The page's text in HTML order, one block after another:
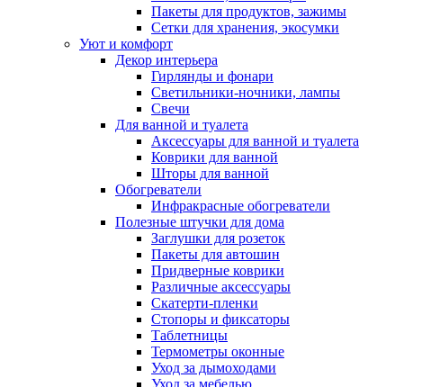
Пакеты для продуктов, зажимы
Сетки для хранения, экосумки
Уют и комфорт
Декор интерьера
Гирлянды и фонари
Светильники-ночники, лампы
Свечи
Для ванной и туалета
Аксессуары для ванной и туалета
Коврики для ванной
Шторы для ванной
Обогреватели
Инфракрасные обогреватели
Полезные штучки для дома
Заглушки для розеток
Пакеты для автошин
Придверные коврики
Различные аксессуары
Скатерти-пленки
Стопоры и фиксаторы
Таблетницы
Термометры оконные
Уход за дымоходами
Уход за мебелью